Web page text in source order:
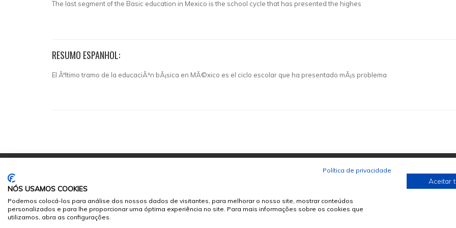
The last segment of the Basic education in Mexico is the school cycle that has presented the highes
RESUMO ESPANHOL:
El Ãºltimo tramo de la educaciÃ³n bÃ¡sica en MÃ©xico es el ciclo escolar que ha presentado mÃ¡s problema
© 2026Sumários.org. Todos os Direitos Reservados
Desenvolvido por
Política de privacidade
NÓS USAMOS COOKIES
Podemos colocá-los para análise dos nossos dados de visitantes, para melhorar o nosso site, mostrar conteúdos
personalizados e para lhe proporcionar uma óptima experiência no site. Para mais informações sobre os cookies que
utilizamos, abra as configurações.
Aceitar